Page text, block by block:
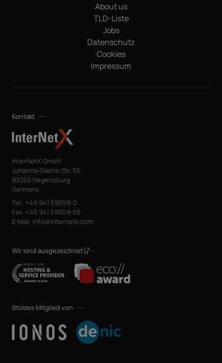
datenschutz@internetx.com oder direkt über den
Abmeldelink in der jeweiligen Produktinformation
About us
TLD-Liste
Jobs
Datenschutz
Cookies
Impressum
Kontakt
InterNetX GmbH
Johanna-Dachs-Str. 55
93055 Regensburg
Germany
Tel. +49 941 59559-0
Fax +49 941 59559-55
E-Mail info@internetx.com
Wir sind ausgezeichnet
Stolzes Mitglied von